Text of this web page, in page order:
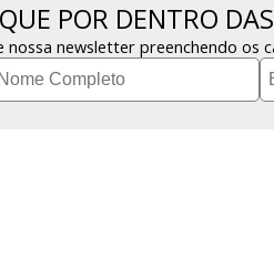
POR DENTRO
nossa newsletter preenchendo os